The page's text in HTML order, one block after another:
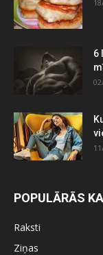
6
POPULĀRĀS
Raksti
Ziņas